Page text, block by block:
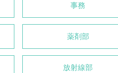
事務
薬剤部
放射線部